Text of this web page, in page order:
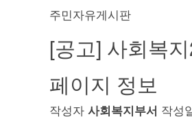
주민자유게시판
[공고] 사회복
페이지 정보
작성자 사회복지부서 작성